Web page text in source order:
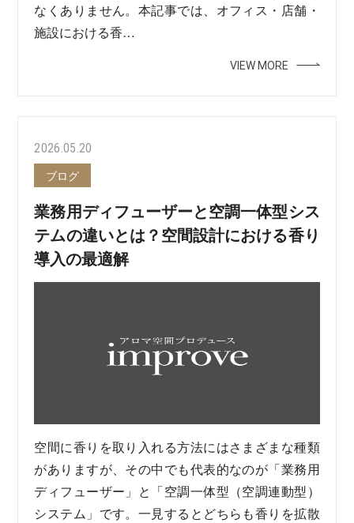
なくありません。本記事では、オフィス・店舗・
施設における香…
VIEW MORE
2026.05.20
ブログ
業務用ディフューザーと空調一体型シス
テムの違いとは？空間設計における香り
導入の最適解
空間に香りを取り入れる方法にはさまざまな種類
がありますが、その中でも代表的なのが「業務用
ディフューザー」と「空調一体型（空調連動型）
システム」です。一見するとどちらも香りを拡散